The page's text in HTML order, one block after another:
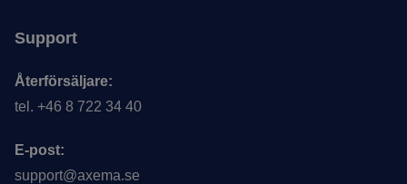
Support
Återförsäljare:
tel. +46 8 722 34 40
E-post:
support@axema.se